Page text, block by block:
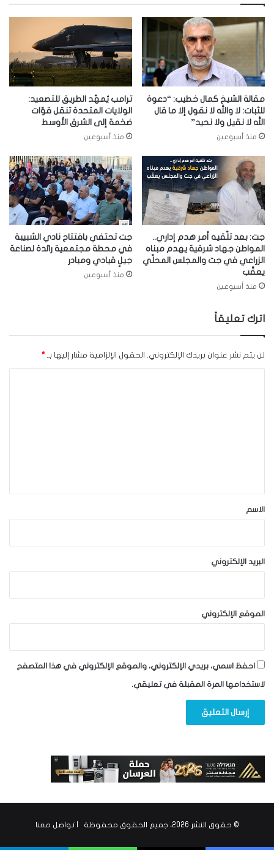
مقالة الشيخ كمال خطيب: “دعوة
للثبات: لا والله لا نقول إلا ما قال
الله لا نقيل ولا نحيد”
منذ أسبوعين
ترامب يُمهّد الطريق للتصعيد:
الولايات المتحدة تنقل قوّات
ضخمة إلى الشرق الأوسط
منذ أسبوعين
جت: بعد تلّقيه أمر هدم إداري..
المواطن جهاد شرقية يهدم مبناه
الزراعي في جت والمجلس المحلّي
يعقّب
منذ أسبوعين
جت تحتفي بافتتاح نادي الشبيبة
في محطة مجتمعية رائدة لصناعة
جيلٍ قيادي ومبادر
منذ أسبوعين
اترك تعليقاً
لن يتم نشر عنوان بريدك الإلكتروني. الحقول الإلزامية مشار إليها بـ *
*الاسم
البريد الإلكتروني
الموقع الإلكتروني
احفظ اسمي، بريدي الإلكتروني، والموقع الإلكتروني في هذا المتصفح
لاستخدامها المرة المقبلة في تعليقي.
© حقوق النشر 2026، جميع الحقوق محفوظة | تواصل معنا